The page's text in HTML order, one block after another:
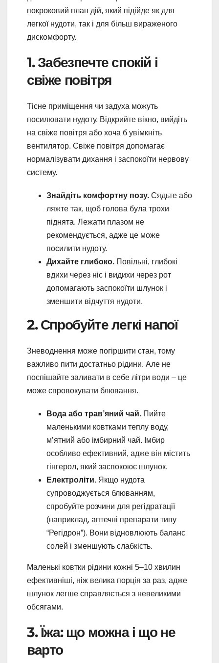
покроковий план дій, який підійде як для
легкої нудоти, так і для більш вираженого
дискомфорту.
1. Забезпечте спокій і
свіже повітря
Тісне приміщення чи задуха можуть
посилювати нудоту. Відкрийте вікно, вийдіть
на свіже повітря або хоча б увімкніть
вентилятор. Свіже повітря допомагає
нормалізувати дихання і заспокоїти нервову
систему.
Знайдіть комфортну позу. Сядьте або
ляжте так, щоб голова була трохи
піднята. Лежати плазом не
рекомендується, адже це може
посилити нудоту.
Дихайте глибоко. Повільні, глибокі
вдихи через ніс і видихи через рот
допомагають заспокоїти шлунок і
зменшити відчуття нудоти.
2. Спробуйте легкі напої
Зневоднення може погіршити стан, тому
важливо пити достатньо рідини. Але не
поспішайте заливати в себе літри води – це
може спровокувати блювання.
Вода або трав’яний чай. Пийте
маленькими ковтками теплу воду,
м’ятний або імбирний чай. Імбир
особливо ефективний, адже він містить
гінгерол, який заспокоює шлунок.
Електроліти. Якщо нудота
супроводжується блюванням,
спробуйте розчини для регідратації
(наприклад, аптечні препарати типу
“Регідрон”). Вони відновлюють баланс
солей і зменшують слабкість.
Маленькі ковтки рідини кожні 5–10 хвилин
ефективніші, ніж велика порція за раз, адже
шлунок легше справляється з невеликими
обсягами.
3. Їжа: що можна і що не
варто